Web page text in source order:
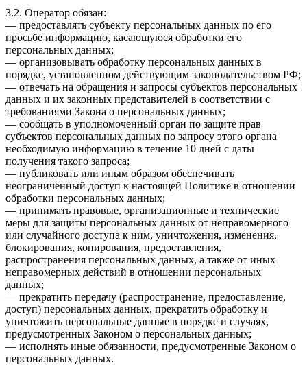
3.2. Оператор обязан:
— предоставлять субъекту персональных данных по его
просьбе информацию, касающуюся обработки его
персональных данных;
— организовывать обработку персональных данных в
порядке, установленном действующим законодательством РФ;
— отвечать на обращения и запросы субъектов персональных
данных и их законных представителей в соответствии с
требованиями Закона о персональных данных;
— сообщать в уполномоченный орган по защите прав
субъектов персональных данных по запросу этого органа
необходимую информацию в течение 10 дней с даты
получения такого запроса;
— публиковать или иным образом обеспечивать
неограниченный доступ к настоящей Политике в отношении
обработки персональных данных;
— принимать правовые, организационные и технические
меры для защиты персональных данных от неправомерного
или случайного доступа к ним, уничтожения, изменения,
блокирования, копирования, предоставления,
распространения персональных данных, а также от иных
неправомерных действий в отношении персональных
данных;
— прекратить передачу (распространение, предоставление,
доступ) персональных данных, прекратить обработку и
уничтожить персональные данные в порядке и случаях,
предусмотренных Законом о персональных данных;
— исполнять иные обязанности, предусмотренные Законом о
персональных данных.